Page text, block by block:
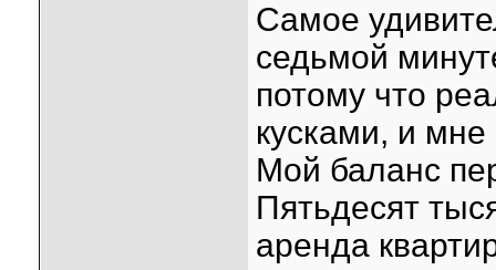
Самое
седьмой
потому что
кусками, и
Мой баланс
Пятьдесят
аренда